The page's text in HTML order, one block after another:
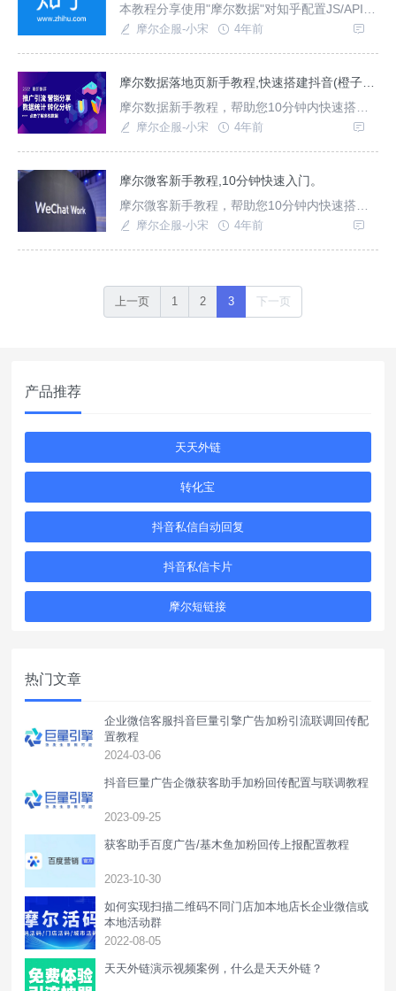
本教程分享使用"摩尔数据"对知乎配置JS/API回
调转化目标，我们在知乎平台进行广告营销的
摩尔企服-小宋 4年前
摩尔数据新手教程，帮助您10分钟内快速搭建
H5投放落地页与支持抖音/百度/快手数据回调。
摩尔企服-小宋 4年前
摩尔微客新手教程,10分钟快速入门。
摩尔微客新手教程，帮助您10分钟内快速搭建
微信客服系统。
摩尔企服-小宋 4年前
上一页 1 2 3 下一页
产品推荐
天天外链
转化宝
抖音私信自动回复
抖音私信卡片
摩尔短链接
热门文章
企业微信客服抖音巨量引擎广告加粉引流联调回传配
置教程
2024-03-06
抖音巨量广告企微获客助手加粉回传配置与联调教程
2023-09-25
获客助手百度广告/基木鱼加粉回传上报配置教程
2023-10-30
如何实现扫描二维码不同门店加本地店长企业微信或
本地活动群
2022-08-05
天天外链演示视频案例，什么是天天外链？